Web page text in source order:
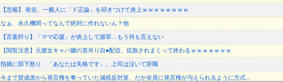
【悲報】 有吉、一般人に「ド正論」を叩きつけて炎上ｗｗｗｗｗｗｗｗ
なぁ、永久機関ってなんで絶対に作れないん？他
【言葉狩り】「ママ応援」が炎上して謝罪…もう何も言えない
【閲覧注意】元臆女キャバ嬢の首吊り自●配信、拡散されまくって終わるｗｗｗｗｗｗｗ
指摘に部下怒り 「あなたは失格です」。上司は泣いて辞職
今まで賛成派から発言権を奪っていた減税反対派、だが全員に発言権が与えられるように方式...